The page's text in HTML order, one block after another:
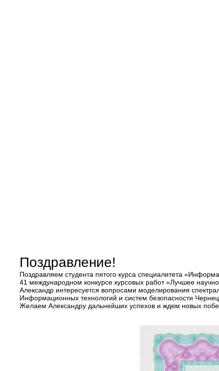
Поздравление!
Поздравляем студента пятого курса специалитета
41 международном конкурсе курсовых работ «Лучшее
Александр интересуется вопросами моделирования
Информационных технологий и систем безопасности
Желаем Александру дальнейших успехов и ждем новых